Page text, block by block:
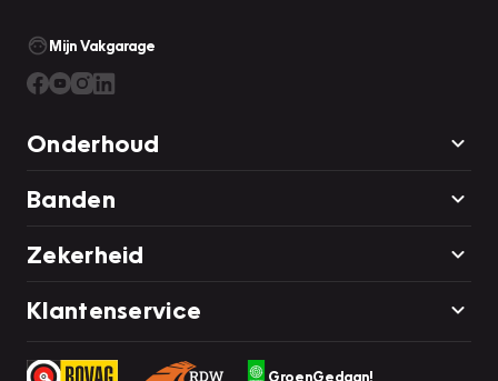
Mijn Vakgarage
Onderhoud
Banden
Zekerheid
Klantenservice
GroenGedaan!